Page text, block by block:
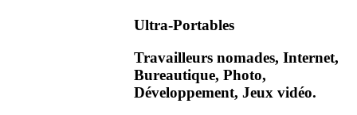
Ultra-Portables
Travailleurs nomades, Internet,
Bureautique, Photo,
Développement, Jeux vidéo.